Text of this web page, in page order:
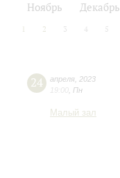
Ноябрь Декабрь
1 2 3 4 5
24 апреля 2023
19:00 Пн
Малый зал